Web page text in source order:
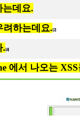
는데요.
려하는데요. [2]
. [4]
에서 나오는